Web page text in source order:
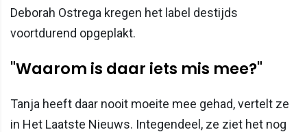
Deborah Ostrega kregen het label destijds
voortdurend opgeplakt.
"Waarom is daar iets mis mee?"
Tanja heeft daar nooit moeite mee gehad, vertelt ze
in Het Laatste Nieuws. Integendeel, ze ziet het nog